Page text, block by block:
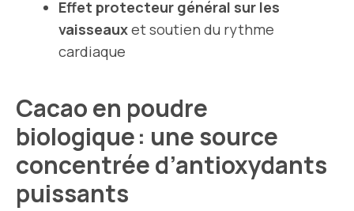
Effet protecteur général sur les
vaisseauxet soutien du rythme
cardiaque
Cacao en poudre
biologique : une source
concentrée d’antioxydants
puissants